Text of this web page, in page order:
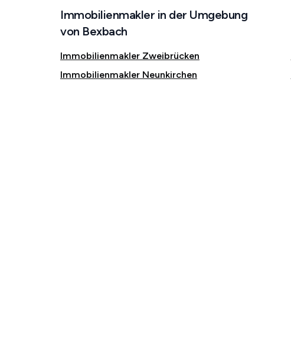
Immobilienmakler in der Umgebung
von Bexbach
Immobilienmakler Zweibrücken
Immobilienmakler Neunkirchen